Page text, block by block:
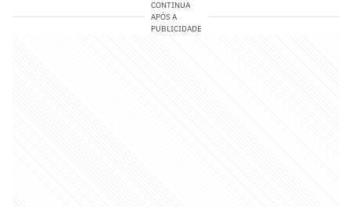
CONTINUA
APÓS A
PUBLICIDADE